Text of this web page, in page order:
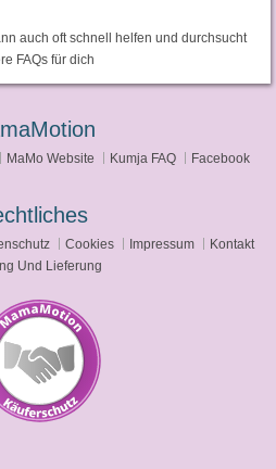
auch oft schnell helfen und durchsucht
FAQs für dich
MaMo Website Kumja FAQ Facebook
Cookies Impressum
Kontakt
Und Lieferung